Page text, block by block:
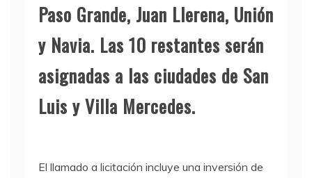
Paso Grande, Juan Llerena, Unión
y Navia. Las 10 restantes serán
asignadas a las ciudades de San
Luis y Villa Mercedes.
El llamado a licitación incluye una inversión de